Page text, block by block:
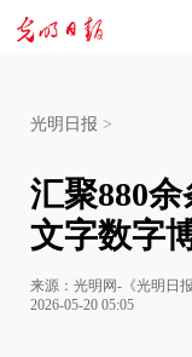
光明日报 >
汇聚880
文字数字
来源： 光明网-《光明日报
2026-05-20 05:05